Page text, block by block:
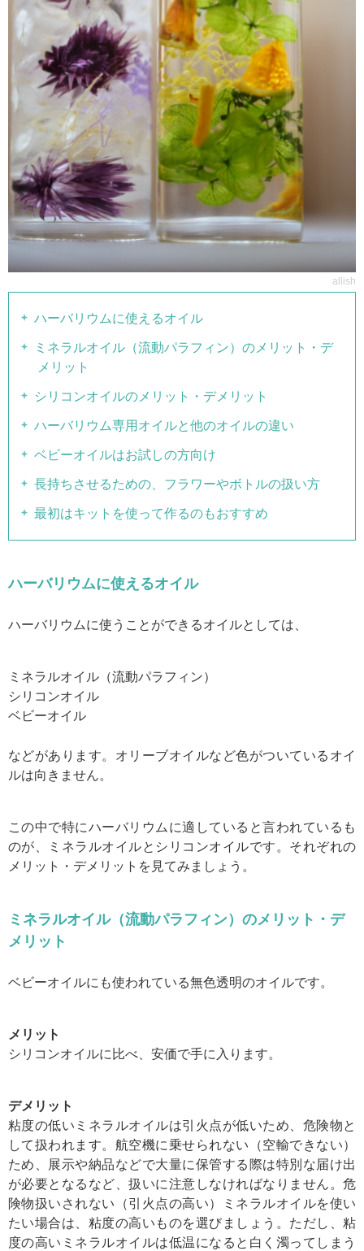
allish
ハーバリウムに使えるオイル
ミネラルオイル（流動パラフィン）のメリット・デ
メリット
シリコンオイルのメリット・デメリット
ハーバリウム専用オイルと他のオイルの違い
ベビーオイルはお試しの方向け
長持ちさせるための、フラワーやボトルの扱い方
最初はキットを使って作るのもおすすめ
ハーバリウムに使えるオイル
ハーバリウムに使うことができるオイルとしては、
ミネラルオイル（流動パラフィン）
シリコンオイル
ベビーオイル
などがあります。オリーブオイルなど色がついているオイ
ルは向きません。
この中で特にハーバリウムに適していると言われているも
のが、ミネラルオイルとシリコンオイルです。それぞれの
メリット・デメリットを見てみましょう。
ミネラルオイル（流動パラフィン）のメリット・デ
メリット
ベビーオイルにも使われている無色透明のオイルです。
メリット
シリコンオイルに比べ、安価で手に入ります。
デメリット
粘度の低いミネラルオイルは引火点が低いため、危険物と
して扱われます。航空機に乗せられない（空輸できない）
ため、展示や納品などで大量に保管する際は特別な届け出
が必要となるなど、扱いに注意しなければなりません。危
険物扱いされない（引火点の高い）ミネラルオイルを使い
たい場合は、粘度の高いものを選びましょう。ただし、粘
度の高いミネラルオイルは低温になると白く濁ってしまう